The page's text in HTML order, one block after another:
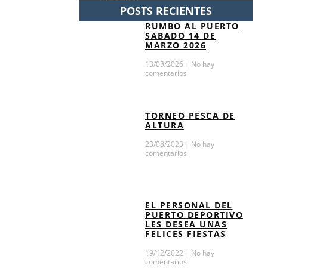
POSTS RECIENTES
RUMBO AL PUERTO
SABADO 14 DE
MARZO 2026
13/03/2026
No hay
comentarios
TORNEO PESCA DE
ALTURA
23/08/2023
No hay
comentarios
EL PERSONAL DEL
PUERTO DEPORTIVO
LES DESEA UNAS
FELICES FIESTAS
19/12/2022
No hay
comentarios